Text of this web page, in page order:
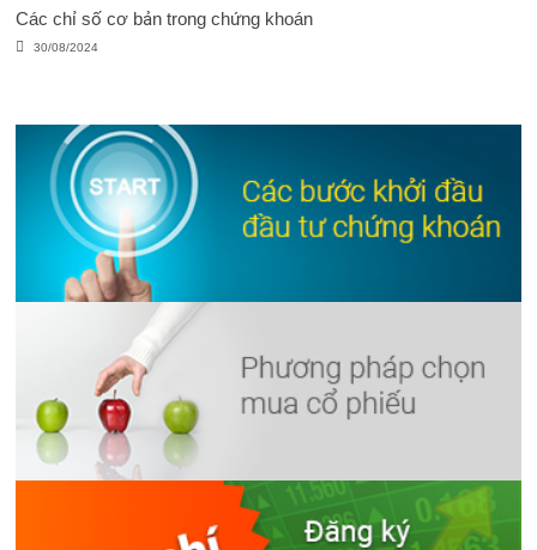
Các chỉ số cơ bản trong chứng khoán
30/08/2024